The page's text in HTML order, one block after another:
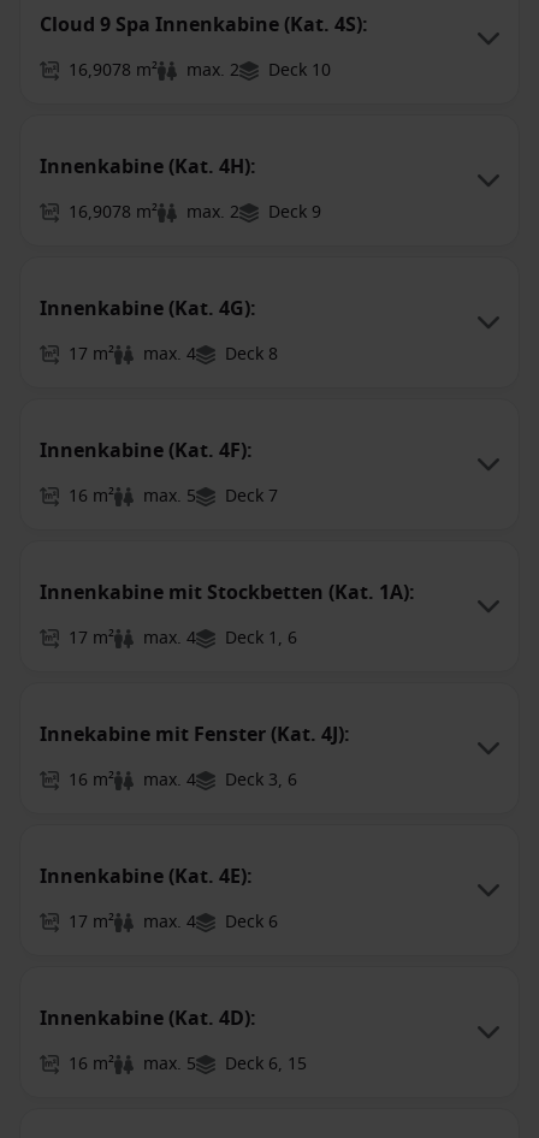
Cloud 9 Spa Innenkabine (Kat. 4S):
16,9078 m² max. 2 Deck 10
Innenkabine (Kat. 4H):
16,9078 m² max. 2 Deck 9
Innenkabine (Kat. 4G):
17 m² max. 4 Deck 8
Innenkabine (Kat. 4F):
16 m² max. 5 Deck 7
Innenkabine mit Stockbetten (Kat. 1A):
17 m² max. 4 Deck 1, 6
Innekabine mit Fenster (Kat. 4J):
16 m² max. 4 Deck 3, 6
Innenkabine (Kat. 4E):
17 m² max. 4 Deck 6
Innenkabine (Kat. 4D):
16 m² max. 5 Deck 6, 15